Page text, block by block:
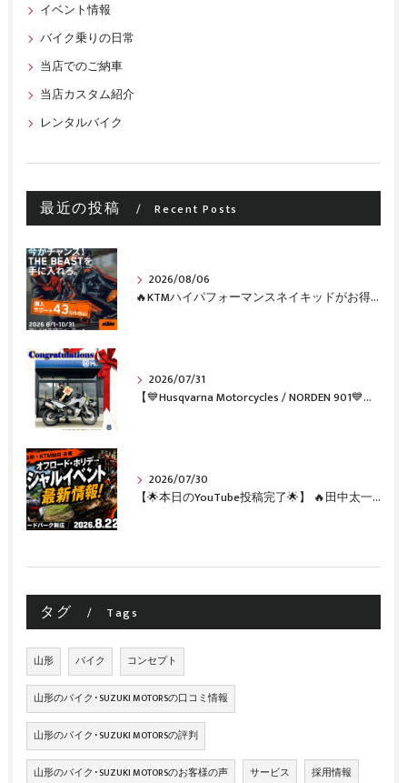
イベント情報
バイク乗りの日常
当店でのご納車
当店カスタム紹介
レンタルバイク
最近の投稿 Recent Posts
2026/08/06
🔥KTMハイパフォーマンスネイキッドがお得に手に入るチャンス🔥
2026/07/31
【💙Husqvarna Motorcycles / NORDEN 901💙】 ご納車おめでとうございます🎉✨
2026/07/30
【🌟本日のYouTube投稿完了🌟】 🔥田中太一さんをスペシャルゲストに🔥 8月22日(土)オフロード・ホリデー最新情報！！
タグ Tags
山形 バイク コンセプト
山形のバイク･SUZUKI MOTORSの口コミ情報
山形のバイク･SUZUKI MOTORSの評判
山形のバイク･SUZUKI MOTORSのお客様の声 サービス 採用情報